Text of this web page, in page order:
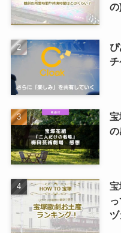
の
チ
宝
の
宝
ヅ